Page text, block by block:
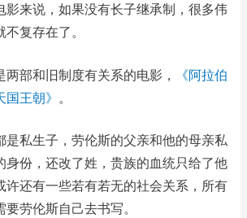
影来说，如果没有长子继承制，很多伟
复存在了。
部和旧制度有关系的电影，
《阿拉伯
国王朝》 。
是私生子，劳伦斯的父亲和他的母亲私
身份，还改了姓，贵族的血统只给了他
许还有一些若有若无的社会关系，所有
劳伦斯自己去书写。